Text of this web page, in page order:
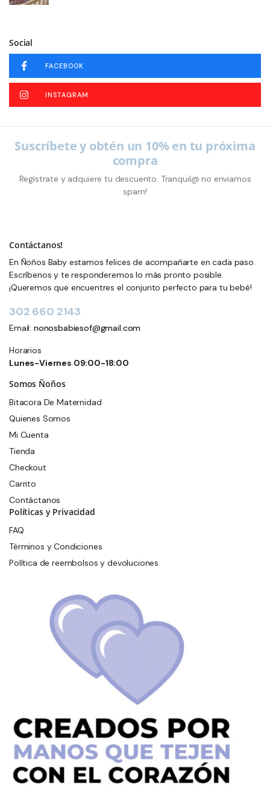
Social
FACEBOOK
INSTAGRAM
Suscríbete y obtén un 10% en tu próxima
compra
Regístrate y adquiere tu descuento. Tranquil@ no enviamos
spam!
Contáctanos!
En Ñoños Baby estamos felices de acompañarte en cada paso.
Escríbenos y te responderemos lo más pronto posible.
¡Queremos que encuentres el conjunto perfecto para tu bebé!
302 660 2143
Email: nonosbabiesof@gmail.com
Horarios
Lunes-Viernes 09:00-18:00
Somos Ñoños
Bitacora De Maternidad
Quienes Somos
Mi Cuenta
Tienda
Checkout
Carrito
Contáctanos
Políticas y Privacidad
FAQ
Términos y Condiciones
Política de reembolsos y devoluciones